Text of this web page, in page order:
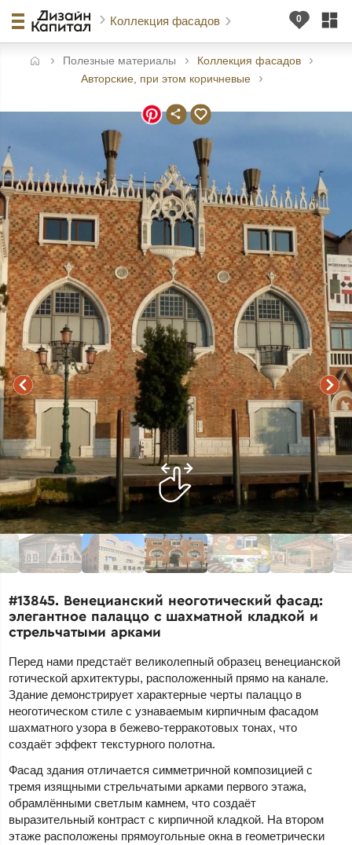
Коллекция фасадов
Полезные материалы
Коллекция фасадов
Авторские, при этом коричневые
#13845. Венецианский неоготический фасад:
элегантное палаццо с шахматной кладкой и
стрельчатыми арками
Перед нами предстаёт великолепный образец венецианской
готической архитектуры, расположенный прямо на канале.
Здание демонстрирует характерные черты палаццо в
неоготическом стиле с узнаваемым кирпичным фасадом
шахматного узора в бежево-терракотовых тонах, что
создаёт эффект текстурного полотна.
Фасад здания отличается симметричной композицией с
тремя изящными стрельчатыми арками первого этажа,
обрамлёнными светлым камнем, что создаёт
выразительный контраст с кирпичной кладкой. На втором
этаже расположены прямоугольные окна в геометрически